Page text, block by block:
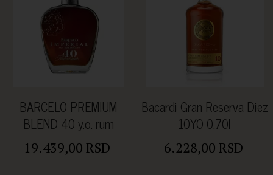
BARCELO PREMIUM
BLEND 40 y.o. rum
43%Alc 0.7l u kutiji
19.439,00 RSD
Bacardi Gran Reserva Diez
10YO 0.70l
6.228,00 RSD